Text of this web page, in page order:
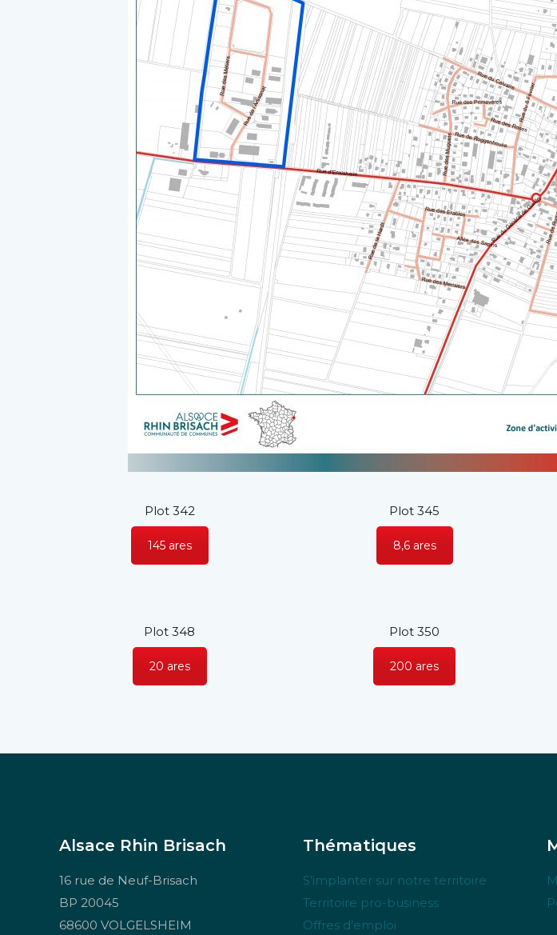
Plot 342
145 ares
Plot 345
8,6 ares
Plot 348
20 ares
Plot 350
200 ares
Alsace Rhin Brisach
16 rue de Neuf-Brisach
BP 20045
68600 VOLGELSHEIM
Thématiques
S’implanter sur notre territoire
Territoire pro-business
Offres d’emploi